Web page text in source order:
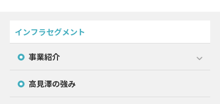
インフラセグメント
事業紹介
高見澤の強み